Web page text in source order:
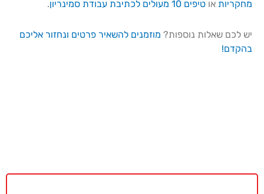
מחקריות או טיפים 10 מעולים לכתיבת עבודת סמינריון .
יש לכם שאלות נוספות? מוזמנים להשאיר פרטים ונחזור אליכם
בהקדם!